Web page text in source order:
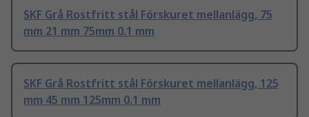
SKF Grå Rostfritt stål Förskuret mellanlägg, 75
mm 21 mm 75mm 0.1 mm
SKF Grå Rostfritt stål Förskuret mellanlägg, 125
mm 45 mm 125mm 0.1 mm